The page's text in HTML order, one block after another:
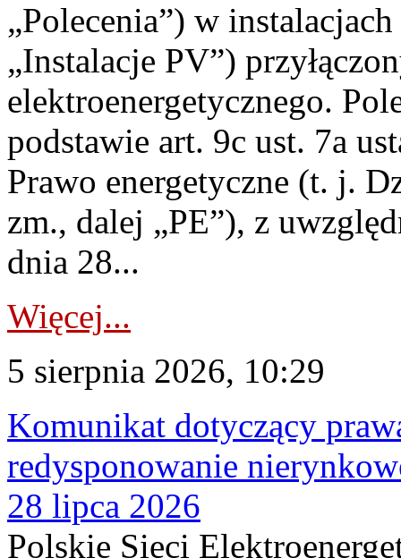
„Polecenia”) w
„Instalacje PV”)
elektroenergetycznego.
podstawie art. 9c ust. 7a
Prawo energetyczne (t. j.
zm., dalej „PE”), z
dnia 28...
Więcej...
5 sierpnia 2026, 10:29
Komunikat dotyczący
redysponowanie
28 lipca 2026
Polskie Sieci